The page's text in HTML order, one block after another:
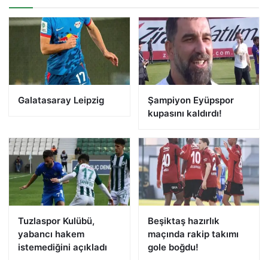
Galatasaray Leipzig
Şampiyon Eyüpspor
kupasını kaldırdı!
Tuzlaspor Kulübü,
yabancı hakem
istemediğini açıkladı
Beşiktaş hazırlık
maçında rakip takımı
gole boğdu!